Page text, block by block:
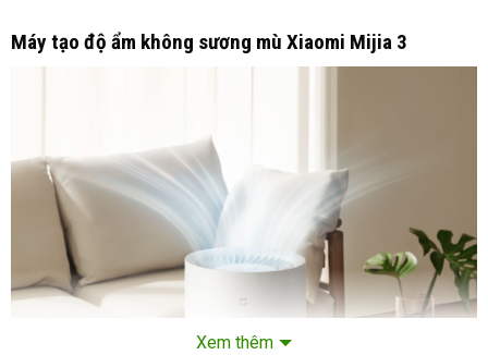
Máy tạo độ ẩm không sương mù Xiaomi Mijia 3
Xem thêm